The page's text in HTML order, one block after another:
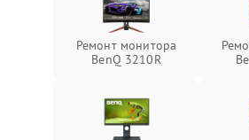
Ремонт монитора
BenQ 3210R